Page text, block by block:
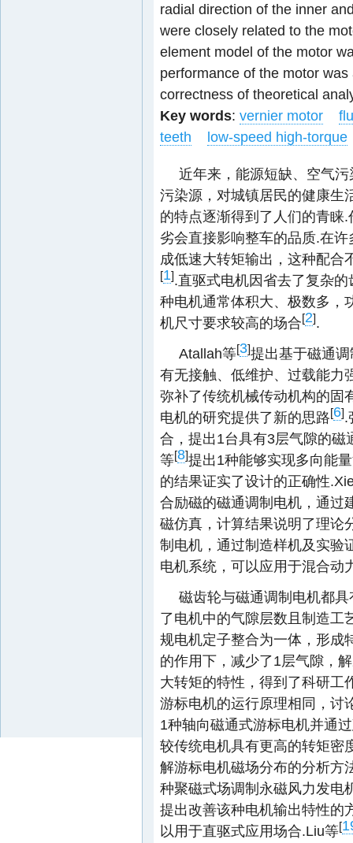
radial direction of the inner
were closely related to the
element model of the motor
performance of the motor
correctness of theoretical
Key words: vernier motor
teeth
low-speed high-torque
近年来，能源短缺、空气
污染源，对城镇居民的健康生
的特点逐渐得到了人们的青睐
劣会直接影响整车的品质.在
成低速大转矩输出，这种配合
[1].直驱式电机因省去了复杂
种电机通常体积大、极数多，
机尺寸要求较高的场合[2].
Atallah等[3]提出基于磁通
有无接触、低维护、过载能力
弥补了传统机械传动机构的固
电机的研究提供了新的思路[6].
合，提出1台具有3层气隙的
等[8]提出1种能够实现多向能
的结果证实了设计的正确性
合励磁的磁通调制电机，通过
磁仿真，计算结果说明了理论
制电机，通过制造样机及实验
电机系统，可以应用于混合动
磁齿轮与磁通调制电机都
了电机中的气隙层数且制造工
规电机定子整合为一体，形成
的作用下，减少了1层气隙，
大转矩的特性，得到了科研工
游标电机的运行原理相同，讨
1种轴向磁通式游标电机并通
较传统电机具有更高的转矩密
解游标电机磁场分布的分析方
种聚磁式场调制永磁风力发电
提出改善该种电机输出特性的
以用于直驱式应用场合.Liu等[